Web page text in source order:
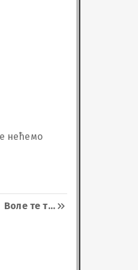
нећемо
Воле те т...